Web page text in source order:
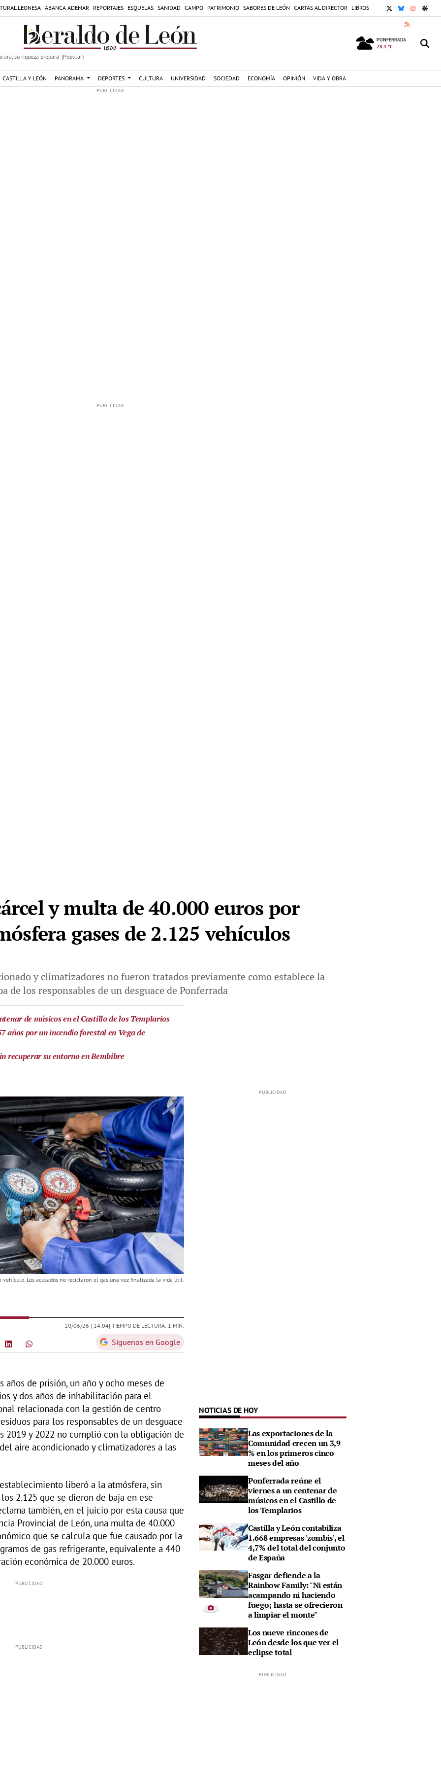
LEONESA ABANCA ADEMAR REPORTAJES ESQUELAS SANIDAD CAMPO PATRIMONIO SABORES DE LEÓN CARTAS AL DIRECTOR LIBROS X BLUESKY
RSS
ara, su riqueza prepara' (Popular)
PONFERRADA
28.4 °C
CASTILLA Y LEÓN PANORAMA DEPORTES CULTURA UNIVERSIDAD SOCIEDAD ECONOMÍA OPINIÓN VIDA Y OBRA
y multa de 40.000 euros por
gases de 2.125 vehículos
y climatizadores no fueron tratados previamente como establece la
de los responsables de un desguace de Ponferrada
de músicos en el Castillo de los Templarios
años por un incendio forestal en Vega de
recuperar su entorno en Bembibre
Los acusados no reciclaron el gas una vez finalizada la vida útil.
10/06/26 | 14:04| TIEMPO DE LECTURA: 1 MIN.
Síguenos en Google
de prisión, un año y ocho meses de
y dos años de inhabilitación para el
relacionada con la gestión de centro
para los responsables de un desguace
2019 y 2022 no cumplió con la obligación de
aire acondicionado y climatizadores a las
liberó a la atmósfera, sin
2.125 que se dieron de baja en ese
también, en el juicio por esta causa que
Provincial de León, una multa de 40.000
que se calcula que fue causado por la
de gas refrigerante, equivalente a 440
económica de 20.000 euros.
NOTICIAS DE HOY
Las exportaciones de la
Comunidad crecen un 3,9
% en los primeros cinco
meses del año
Ponferrada reúne el
viernes a un centenar de
músicos en el Castillo de
los Templarios
Castilla y León contabiliza
1.668 empresas 'zombis', el
4,7% del total del conjunto
de España
Fasgar defiende a la
Rainbow Family: "Ni están
acampando ni haciendo
fuego; hasta se ofrecieron
a limpiar el monte"
Los nueve rincones de
León desde los que ver el
eclipse total